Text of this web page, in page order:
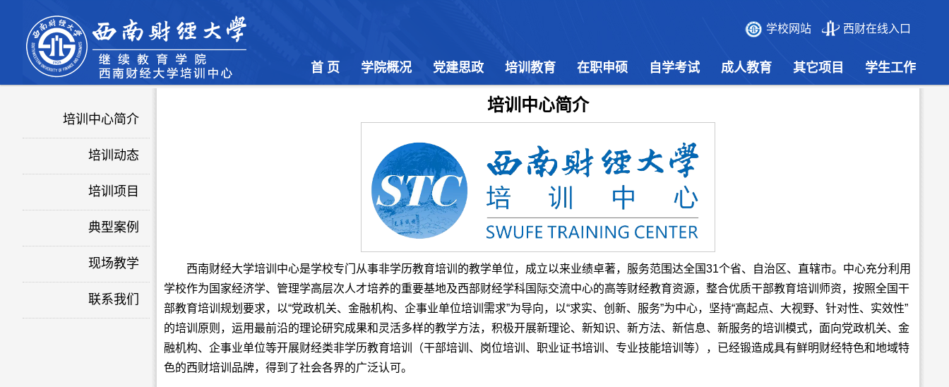
首 页 学院概况 党建思政 培训教育 在职申硕 自学考试 成人教育 其它项目 学生工作
学校网站 西财在线入口
培训中心简介
培训动态
培训项目
典型案例
现场教学
联系我们
培训中心简介
西南财经大学培训中心是学校专门从事非学历教育培训的教学单位，成立以来业绩卓著，服务范围达全国31个省、自治区、直辖市。中心充分利用
学校作为国家经济学、管理学高层次人才培养的重要基地及西部财经学科国际交流中心的高等财经教育资源，整合优质干部教育培训师资，按照全国干
部教育培训规划要求，以“党政机关、金融机构、企事业单位培训需求”为导向，以“求实、创新、服务”为中心，坚持“高起点、大视野、针对性、实效性”
的培训原则，运用最前沿的理论研究成果和灵活多样的教学方法，积极开展新理论、新知识、新方法、新信息、新服务的培训模式，面向党政机关、金
融机构、企事业单位等开展财经类非学历教育培训（干部培训、岗位培训、职业证书培训、专业技能培训等），已经锻造成具有鲜明财经特色和地域特
色的西财培训品牌，得到了社会各界的广泛认可。